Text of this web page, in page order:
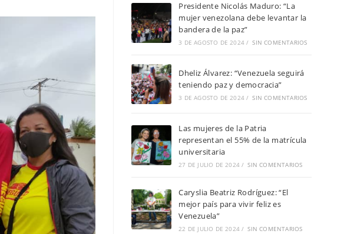
Presidente Nicolás Maduro: “La
mujer venezolana debe levantar la
bandera de la paz”
3 DE AGOSTO DE 2024 / SIN COMENTARIOS
Dheliz Álvarez: “Venezuela seguirá
teniendo paz y democracia”
3 DE AGOSTO DE 2024 / SIN COMENTARIOS
Las mujeres de la Patria
representan el 55% de la matrícula
universitaria
27 DE JULIO DE 2024 / SIN COMENTARIOS
Caryslia Beatriz Rodríguez: “El
mejor país para vivir feliz es
Venezuela”
22 DE JULIO DE 2024 / SIN COMENTARIOS